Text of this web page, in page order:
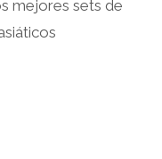
mejores sets de